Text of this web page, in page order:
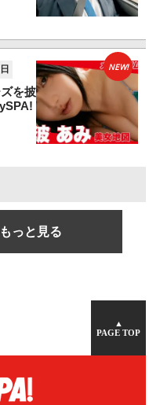
を披
NEW!
っと見る
▲
PAGE TOP